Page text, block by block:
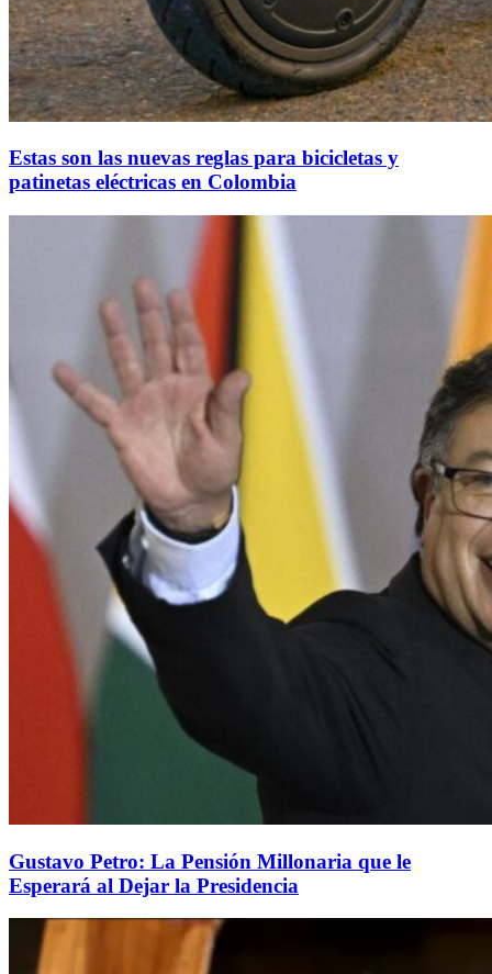
Estas son las nuevas reglas para bicicletas y
patinetas eléctricas en Colombia
Gustavo Petro: La Pensión Millonaria que le
Esperará al Dejar la Presidencia